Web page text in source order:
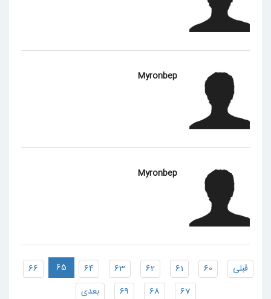
Myronbep
Myronbep
قبلی 60
61
62
63
64
65
66
67
68
69 بعدی